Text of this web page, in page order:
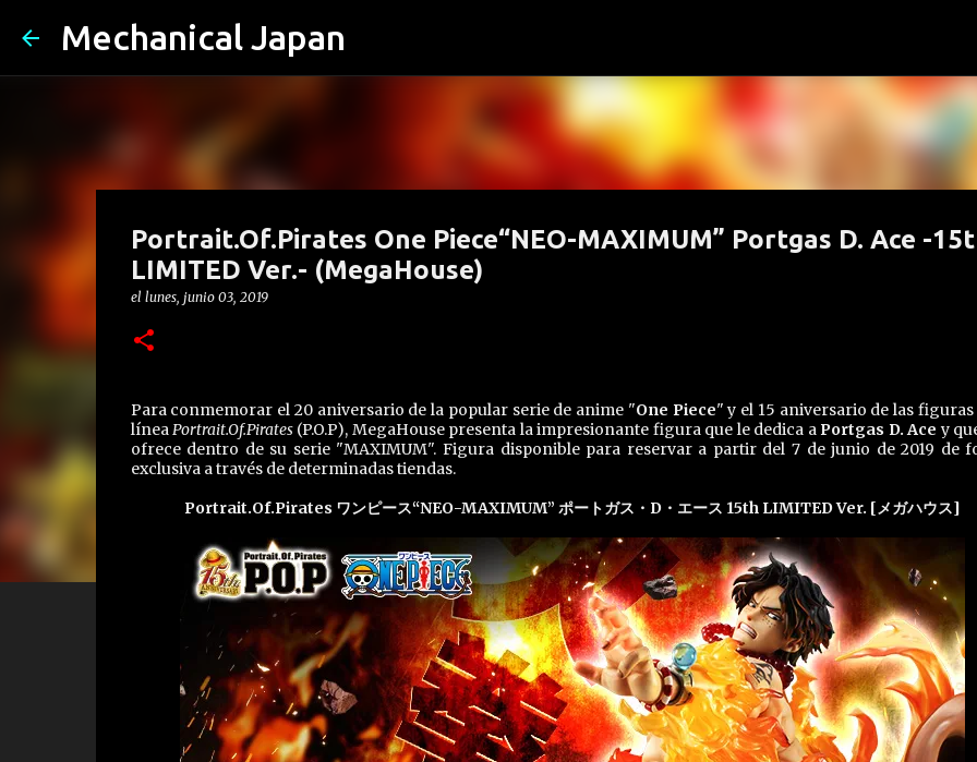
Mechanical Japan
Portrait.Of.Pirates One Piece“NEO-MAXIMUM” Portgas D. Ace -
LIMITED Ver.- (MegaHouse)
el lunes, junio 03, 2019
Para conmemorar el 20 aniversario de la popular serie de anime "One Piece" y el 15 aniversario de las figuras
líneaPortrait.Of.Pirates(P.O.P), MegaHouse presenta la impresionante figura que le dedica aPortgas D. Ace y
ofrece dentro de su serie "MAXIMUM". Figura disponible para reservar a partir del 7 de junio de 2019 de
exclusiva a través de determinadas tiendas.
Portrait.Of.Pirates ワンピース“NEO-MAXIMUM” ポートガス・D・エース 15th LIMITED Ver. [メガハウス]